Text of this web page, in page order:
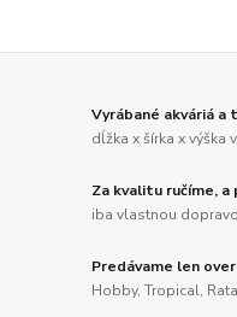
Vyrábané akváriá a
dĺžka x šírka x výška
Za kvalitu ručíme,
iba vlastnou
Predávame len
Hobby, Tropical,